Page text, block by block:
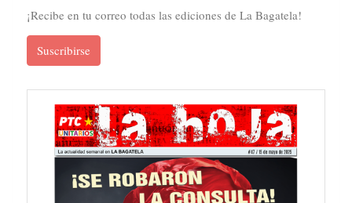
¡Recibe en tu correo todas las ediciones de La Bagatela!
Suscribirse